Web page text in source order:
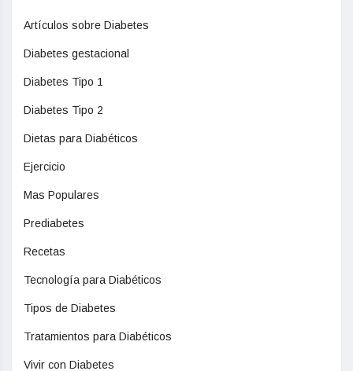
Artículos sobre Diabetes
Diabetes gestacional
Diabetes Tipo 1
Diabetes Tipo 2
Dietas para Diabéticos
Ejercicio
Mas Populares
Prediabetes
Recetas
Tecnología para Diabéticos
Tipos de Diabetes
Tratamientos para Diabéticos
Vivir con Diabetes